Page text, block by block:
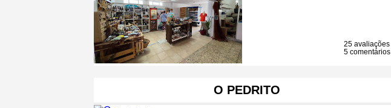
25 avaliações
5 comentários
O PEDRITO